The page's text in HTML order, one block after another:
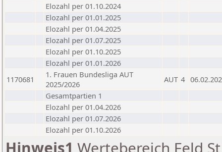
Elozahl per 01.10.2024
Elozahl per 01.01.2025
Elozahl per 01.04.2025
Elozahl per 01.07.2025
Elozahl per 01.10.2025
Elozahl per 01.01.2026
1170681
1. Frauen Bundesliga AUT
2025/2026
AUT 4
Gesamtpartien 1
Elozahl per 01.04.2026
Elozahl per 01.07.2026
Elozahl per 01.10.2026
Hinweis1 Wertebereich Feld